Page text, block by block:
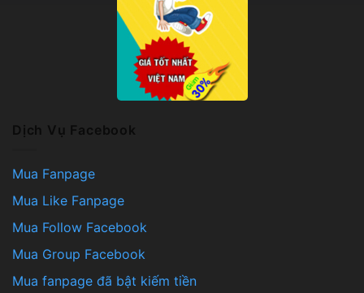
Dịch Vụ Facebook
Mua Fanpage
Mua Like Fanpage
Mua Follow Facebook
Mua Group Facebook
Mua fanpage đã bật kiếm tiền